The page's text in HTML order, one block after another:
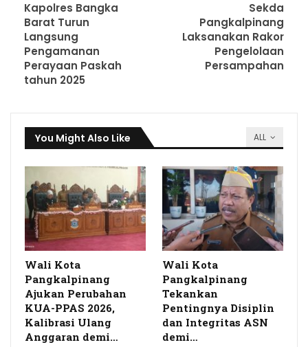
Kapolres Bangka
Barat Turun
Langsung
Pengamanan
Perayaan Paskah
tahun 2025
Sekda
Pangkalpinang
Laksanakan Rakor
Pengelolaan
Persampahan
ALL
You Might Also Like
Wali Kota
Pangkalpinang
Ajukan Perubahan
KUA-PPAS 2026,
Kalibrasi Ulang
Anggaran demi…
Wali Kota
Pangkalpinang
Tekankan
Pentingnya Disiplin
dan Integritas ASN
demi…